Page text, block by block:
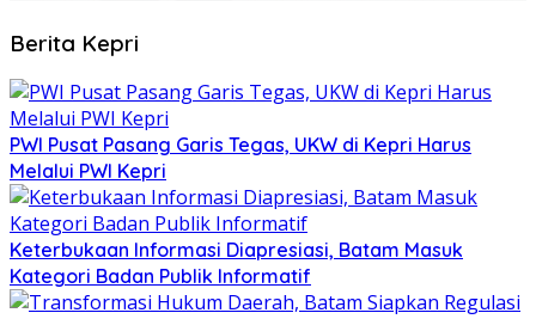
Berita Kepri
PWI Pusat Pasang Garis Tegas, UKW di Kepri Harus
Melalui PWI Kepri
Keterbukaan Informasi Diapresiasi, Batam Masuk
Kategori Badan Publik Informatif